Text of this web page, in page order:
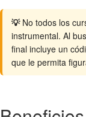
💡 No todos los
instrumental. Al
final incluye un
que le permita